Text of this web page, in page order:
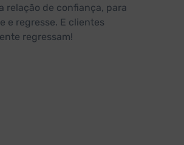
relação de confiança, para
e regresse. E clientes
regressam!